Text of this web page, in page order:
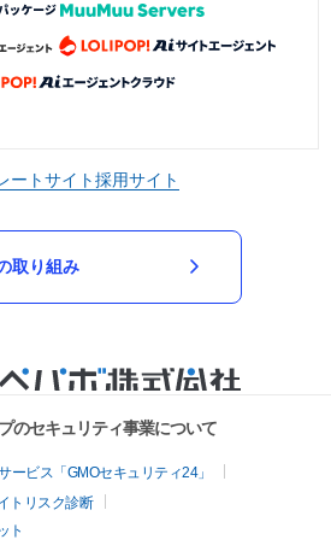
ートサイト採用サイト
取り組み
のセキュリティ事業について
ビス「GMOセキュリティ24」
トリスク診断
ト